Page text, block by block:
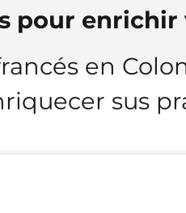
pour enrichir
en
sus